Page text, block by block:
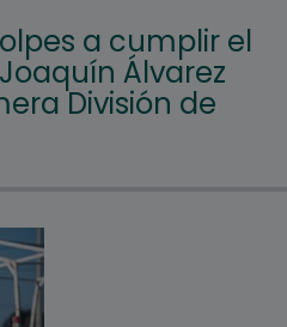
a cumplir el
Álvarez
División de